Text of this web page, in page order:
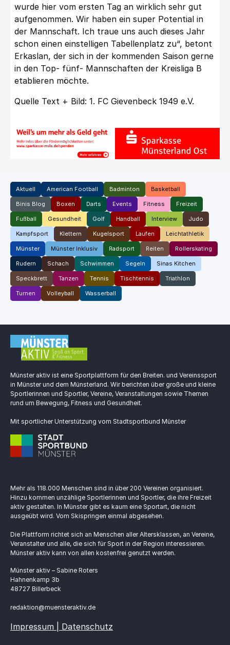
wurde hier vom ersten Tag an wirklich sehr gut
aufgenommen. Wir haben ein super Potential in
der Mannschaft. Ich traue uns auch dieses Jahr
schon einen einstelligen Tabellenplatz zu“, betont
Erkaslan, der sich in der kommenden Saison gerne
in den Top- fünf- Mannschaften der Kreisliga B
etablieren möchte.
Quelle Text + Bild: 1. FC Gievenbeck 1949 e.V.
Aktuell American Football Badminton Basketball
Binis Blog Boxen Darts Events Fitness Freizeit
Fußball Gesundheit Golf Handball Interview Judo
Kampfsport Klettern Kugelsport Laufen Leichtathletik
Münster Münster Inklusiv Radsport Reiten Rollerskating
Rudern Schach Schwimmen Segeln Sinas Kitchen
Speckbrett Tanzen Tennis Tischtennis Triathlon
Turnen Volleyball Wasserball
Münster aktiv ist eine Sportplattform für den Breiten. und Vereinssport
in Münster und dem Münsterland. Wir berichten über große und kleine
Sportlerinnen und Sportler, Vereine, Veranstaltungen sowie Themen
rund um Bewegung, Fitness und Gesundheit.
Mit sportlicher Unterstützung vom Stadtsportbund Münster
Mehr als 118.000 Menschen sind in über 200 Vereinen organisiert.
Hinzu kommen unzählige Sportlerinnen und Sportler, die ihre Freizeit
aktiv gestalten. In Münster gibt es kaum eine Sportart, die nicht
ausgeübt wird. Vom Skispringen einmal abgesehen.
Die Plattform richtet sich an Menschen aller Altersklassen, an Vereine,
Veranstalter und alle, die sich für Sport in der Region interessieren.
Münster aktiv kann von allen kostenfrei genutzt werden.
Münster aktiv – Sabine Roters
Hahnenkamp 3b
48727 Billerbeck
redaktion@muensteraktiv.de
Impressum | Datenschutz